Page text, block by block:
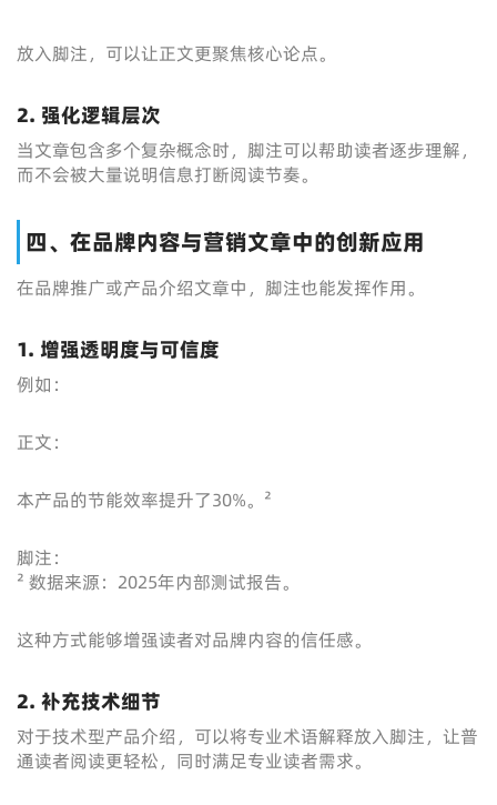
放入脚注，可以让正文更聚焦核心论点。
2. 强化逻辑层次
当文章包含多个复杂概念时，脚注可以帮助读者逐步理解，
而不会被大量说明信息打断阅读节奏。
四、在品牌内容与营销文章中的创新应用
在品牌推广或产品介绍文章中，脚注也能发挥作用。
1. 增强透明度与可信度
例如：
正文：
本产品的节能效率提升了30%。²
脚注：
² 数据来源：2025年内部测试报告。
这种方式能够增强读者对品牌内容的信任感。
2. 补充技术细节
对于技术型产品介绍，可以将专业术语解释放入脚注，让普
通读者阅读更轻松，同时满足专业读者需求。